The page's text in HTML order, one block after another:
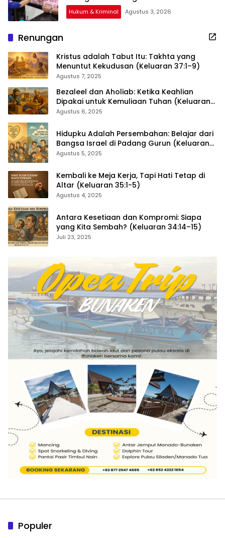
Hukum & Kriminal Agustus 3, 2026
Renungan
Kristus adalah Tabut Itu: Takhta yang
Menuntut Kekudusan (Keluaran 37:1–9)
Agustus 7, 2025
Bezaleel dan Aholiab: Ketika Keahlian
Dipakai untuk Kemuliaan Tuhan (Keluaran
36:1–7)
Agustus 6, 2025
Hidupku Adalah Persembahan: Belajar dari
Bangsa Israel di Padang Gurun (Keluaran
35:4–29)
Agustus 5, 2025
Kembali ke Meja Kerja, Tapi Hati Tetap di
Altar (Keluaran 35:1-5)
Agustus 4, 2025
Antara Kesetiaan dan Kompromi: Siapa
yang Kita Sembah? (Keluaran 34:14–15)
Juli 23, 2025
Populer